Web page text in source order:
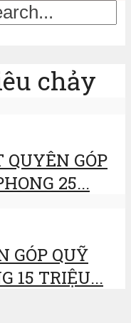
chảy
QUYÊN GÓP
25...
GÓP QUỸ
15 TRIỆU...